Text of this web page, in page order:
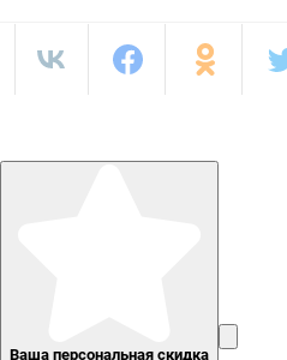
Ваша персональная скидка